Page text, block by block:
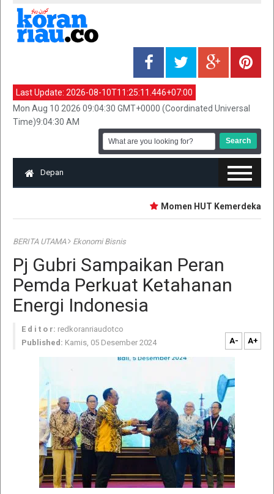
Last Update: 2026-08-10T11:25:11.446+07:00
Mon Aug 10 2026 09:04:30 GMT+0000 (Coordinated Universal
Time)9:04:30 AM
Depan
‎Momen HUT Kemerdekaan,
BERITA UTAMA Ekonomi Bisnis
Pj Gubri Sampaikan Peran
Pemda Perkuat Ketahanan
Energi Indonesia
E d i t o r: redkoranriaudotco
Published: Kamis, 05 Desember 2024 A- A+